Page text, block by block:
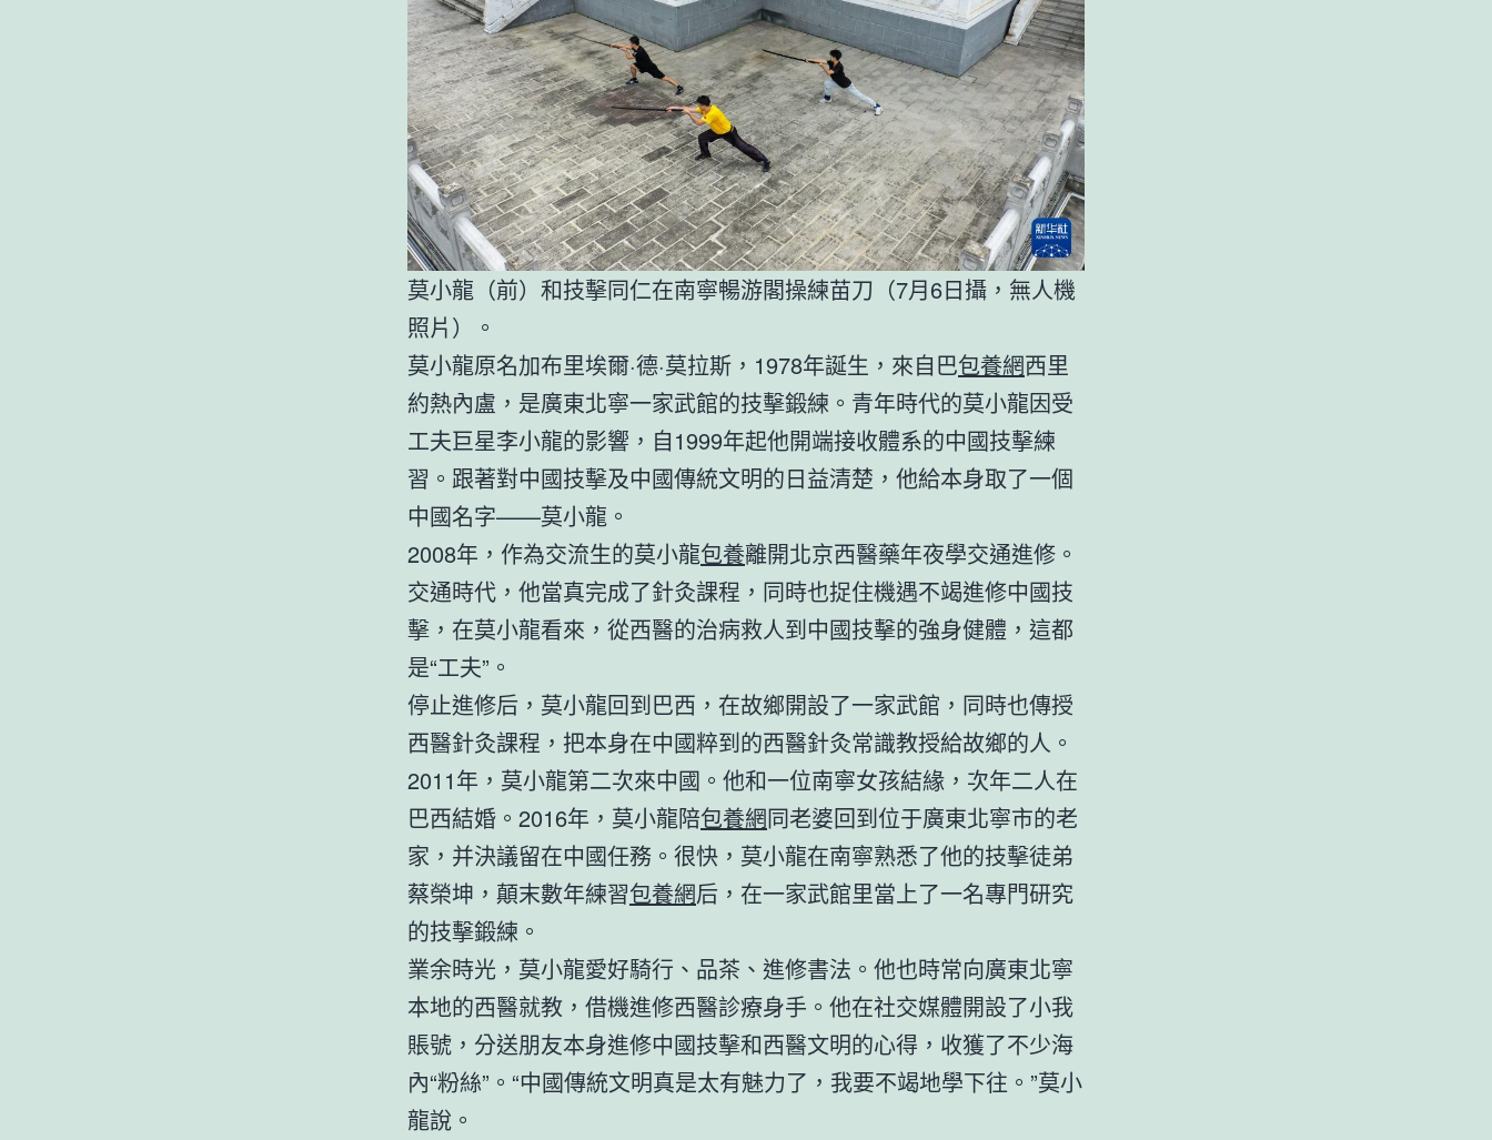
莫小龍（前）和技擊同仁在南寧暢游閣操練苗刀（7月6日攝，無人機
照片）。
莫小龍原名加布里埃爾·德·莫拉斯，1978年誕生，來自巴包養網西里
約熱內盧，是廣東北寧一家武館的技擊鍛練。青年時代的莫小龍因受
工夫巨星李小龍的影響，自1999年起他開端接收體系的中國技擊練
習。跟著對中國技擊及中國傳統文明的日益清楚，他給本身取了一個
中國名字——莫小龍。
2008年，作為交流生的莫小龍包養離開北京西醫藥年夜學交通進修。
交通時代，他當真完成了針灸課程，同時也捉住機遇不竭進修中國技
擊，在莫小龍看來，從西醫的治病救人到中國技擊的強身健體，這都
是“工夫”。
停止進修后，莫小龍回到巴西，在故鄉開設了一家武館，同時也傳授
西醫針灸課程，把本身在中國粹到的西醫針灸常識教授給故鄉的人。
2011年，莫小龍第二次來中國。他和一位南寧女孩結緣，次年二人在
巴西結婚。2016年，莫小龍陪包養網同老婆回到位于廣東北寧市的老
家，并決議留在中國任務。很快，莫小龍在南寧熟悉了他的技擊徒弟
蔡榮坤，顛末數年練習包養網后，在一家武館里當上了一名專門研究
的技擊鍛練。
業余時光，莫小龍愛好騎行、品茶、進修書法。他也時常向廣東北寧
本地的西醫就教，借機進修西醫診療身手。他在社交媒體開設了小我
賬號，分送朋友本身進修中國技擊和西醫文明的心得，收獲了不少海
內“粉絲”。“中國傳統文明真是太有魅力了，我要不竭地學下往。”莫小
龍說。